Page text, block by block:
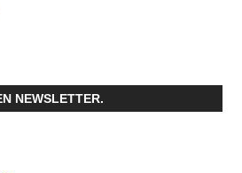
NEWSLETTER.